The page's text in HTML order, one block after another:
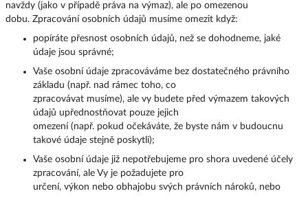
navždy (jako v případě práva na výmaz), ale po omezenou
dobu. Zpracování osobních údajů musíme omezit když:
popíráte přesnost osobních údajů, než se dohodneme, jaké
údaje jsou správné;
Vaše osobní údaje zpracováváme bez dostatečného právního
základu (např. nad rámec toho, co
zpracovávat musíme), ale vy budete před výmazem takových
údajů upřednostňovat pouze jejich
omezení (např. pokud očekáváte, že byste nám v budoucnu
takové údaje stejně poskytli);
Vaše osobní údaje již nepotřebujeme pro shora uvedené účely
zpracování, ale Vy je požadujete pro
určení, výkon nebo obhajobu svých právních nároků, nebo